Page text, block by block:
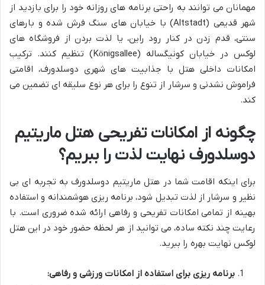
مهمانان می توانند به راحتی برنامه های روزانه خود را برای بازدید از
شهر قدیمی (Altstadt) با خیابان های سنگ فرش شده و بارهای
سنتی، قدم زدن در کنار رود راین، یا لذت بردن از فروشگاه های
لوکس در خیابان کونیگساله (Königsallee) تنظیم کنند. ترکیب
امکانات داخلی هتل با جذابیت های شهری دوسلدورف، اقامتی
فراموش نشدنی و سرشار از تنوع را برای هر نوع سلیقه ای تضمین می
کند.
چگونه از امکانات تفریحی هتل ماریتیم
دوسلدورف نهایت لذت را ببریم؟
برای اینکه اقامت شما در هتل ماریتیم دوسلدورف به تجربه ای بی
نظیر و سرشار از لذت تبدیل شود، برنامه ریزی هوشمندانه و استفاده
بهینه از تمامی امکانات تفریحی و رفاهی ارائه شده ضروری است. با
رعایت چند نکته ساده، می توانید از هر لحظه حضور خود در این هتل
لوکس نهایت بهره را ببرید.
برنامه ریزی برای استفاده از امکانات ورزشی و رفاهی: